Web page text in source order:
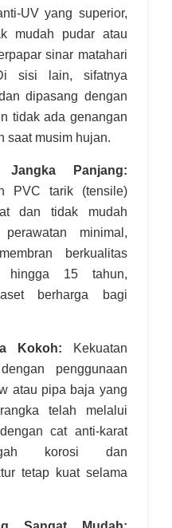
UV yang superior,
mudah pudar atau
sinar matahari
sisi lain, sifatnya
dipasang dengan
tidak ada genangan
saat musim hujan.
Panjang:
PVC tarik (tensile)
dan tidak mudah
minimal,
berkualitas
hingga 15 tahun,
berharga bagi
Kokoh: Kekuatan
penggunaan
atau pipa baja yang
telah melalui
cat anti-karat
korosi dan
tetap kuat selama